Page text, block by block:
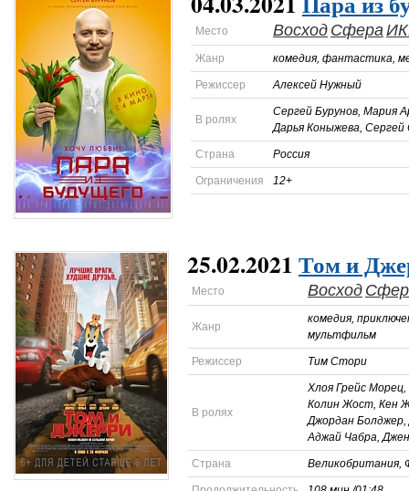
Место Восход Сфера
Жанр комедия, фантастика,
Режиссер Алексей Нужный
В ролях
Сергей Бурунов, Мария
Дарья Коныжева,
Страна Россия
Ограничения 12+
25.02.2021Том и
Место Восход
Жанр
комедия,
мультфильм
Режиссер Тим Стори
В ролях
Хлоя Грейс
Колин Жост, Кен
Джордан Болджер,
Аджай Чабра,
Страна Великобритания,